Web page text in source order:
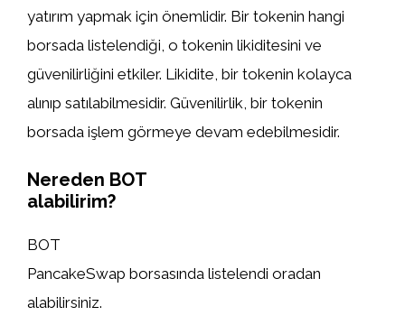
yatırım yapmak için önemlidir. Bir tokenin hangi
borsada listelendiği, o tokenin likiditesini ve
güvenilirliğini etkiler. Likidite, bir tokenin kolayca
alınıp satılabilmesidir. Güvenilirlik, bir tokenin
borsada işlem görmeye devam edebilmesidir.
Nereden BOT
alabilirim?
BOT
PancakeSwap borsasında listelendi oradan
alabilirsiniz.